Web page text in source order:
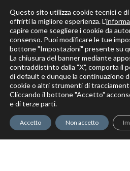
Solo per veri
Elite Pro
Questo sito utilizza cookie tecnici e
offrirti la migliore esperienza. L’
capire come scegliere i cookie da
consenso. Puoi modificare le tue
bottone "Impostazioni" presente su
La chiusura del banner mediante
contraddistinto dalla "X", comporta il
di default e dunque la continuazione
cookie o altri strumenti di
Cliccando il bottone "Accetto"
e di terze parti.
Accetto Non accetto